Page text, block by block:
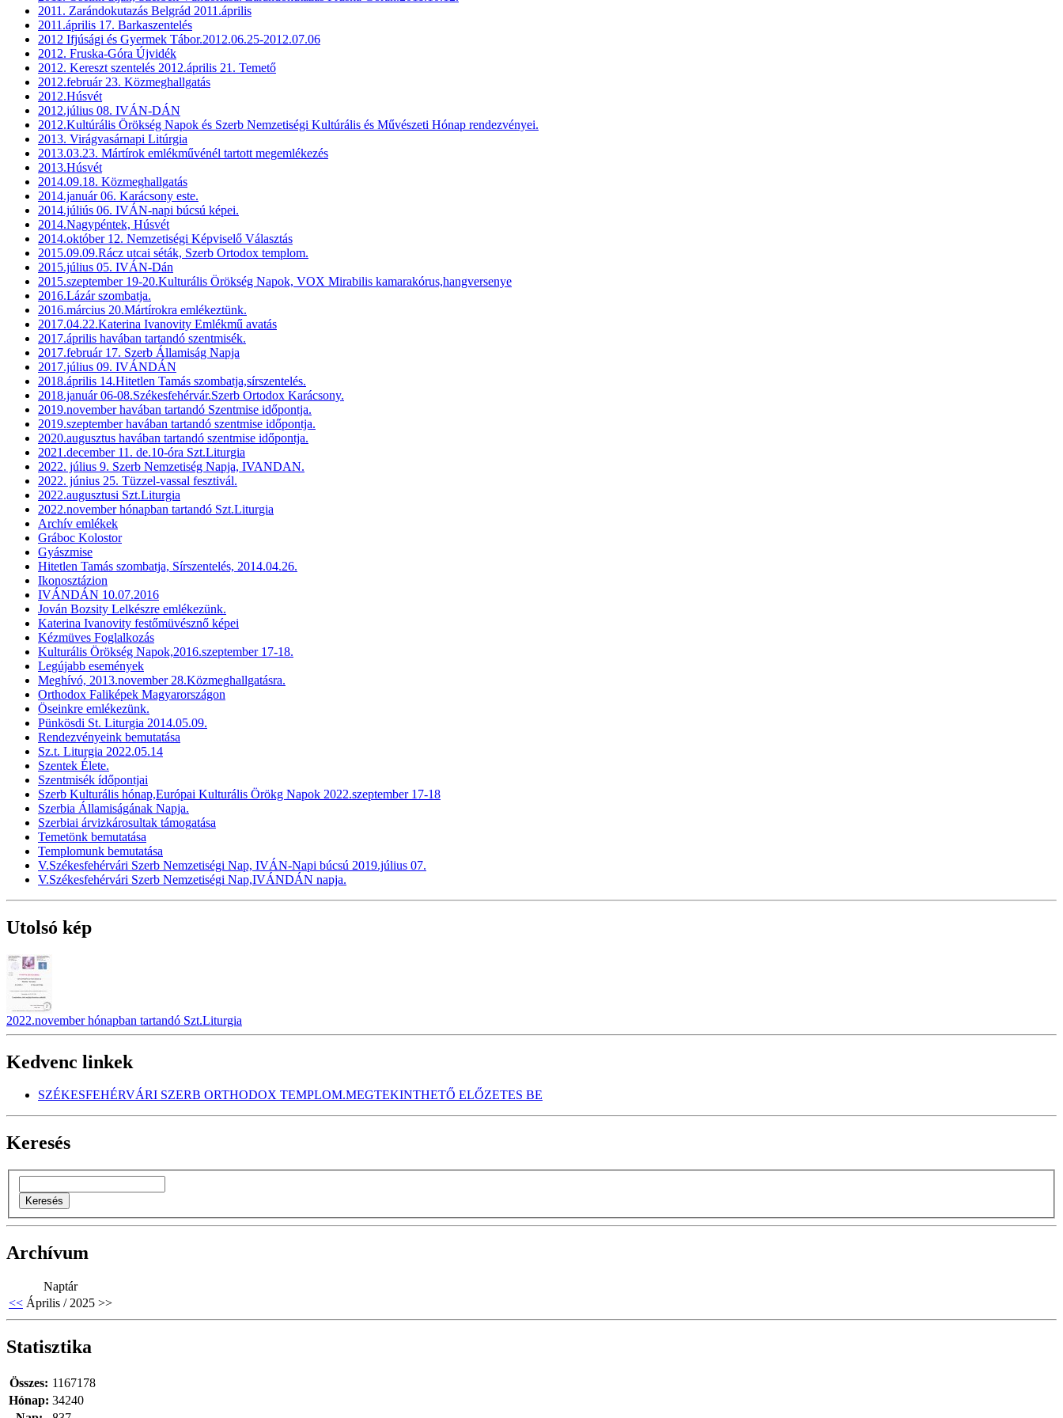
2011. Zarándokutazás Belgrád 2011.április
2011.április 17. Barkaszentelés
2012 Ifjúsági és Gyermek Tábor.2012.06.25-2012.07.06
2012. Fruska-Góra Újvidék
2012. Kereszt szentelés 2012.április 21. Temető
2012.február 23. Közmeghallgatás
2012.Húsvét
2012.július 08. IVÁN-DÁN
2012.Kultúrális Örökség Napok és Szerb Nemzetiségi Kultúrális és Művészeti Hónap rendezvényei.
2013. Virágvasárnapi Litúrgia
2013.03.23. Mártírok emlékművénél tartott megemlékezés
2013.Húsvét
2014.09.18. Közmeghallgatás
2014.január 06. Karácsony este.
2014.júliús 06. IVÁN-napi búcsú képei.
2014.Nagypéntek, Húsvét
2014.október 12. Nemzetiségi Képviselő Választás
2015.09.09.Rácz utcai séták, Szerb Ortodox templom.
2015.július 05. IVÁN-Dán
2015.szeptember 19-20.Kulturális Örökség Napok, VOX Mirabilis kamarakórus,hangversenye
2016.Lázár szombatja.
2016.március 20.Mártírokra emlékeztünk.
2017.04.22.Katerina Ivanovity Emlékmű avatás
2017.április havában tartandó szentmisék.
2017.február 17. Szerb Államiság Napja
2017.július 09. IVÁNDÁN
2018.április 14.Hitetlen Tamás szombatja,sírszentelés.
2018.január 06-08.Székesfehérvár.Szerb Ortodox Karácsony.
2019.november havában tartandó Szentmise időpontja.
2019.szeptember havában tartandó szentmise időpontja.
2020.augusztus havában tartandó szentmise időpontja.
2021.december 11. de.10-óra Szt.Liturgia
2022. július 9. Szerb Nemzetiség Napja, IVANDAN.
2022. június 25. Tüzzel-vassal fesztivál.
2022.augusztusi Szt.Liturgia
2022.november hónapban tartandó Szt.Liturgia
Archív emlékek
Gráboc Kolostor
Gyászmise
Hitetlen Tamás szombatja, Sírszentelés, 2014.04.26.
Ikonosztázion
IVÁNDÁN 10.07.2016
Jován Bozsity Lelkészre emlékezünk.
Katerina Ivanovity festőmüvésznő képei
Kézmüves Foglalkozás
Kulturális Örökség Napok,2016.szeptember 17-18.
Legújabb események
Meghívó, 2013.november 28.Közmeghallgatásra.
Orthodox Faliképek Magyarországon
Öseinkre emlékezünk.
Pünkösdi St. Liturgia 2014.05.09.
Rendezvényeink bemutatása
Sz.t. Liturgia 2022.05.14
Szentek Élete.
Szentmisék ídőpontjai
Szerb Kulturális hónap,Európai Kulturális Örökg Napok 2022.szeptember 17-18
Szerbia Államiságának Napja.
Szerbiai árvizkárosultak támogatása
Temetönk bemutatása
Templomunk bemutatása
V.Székesfehérvári Szerb Nemzetiségi Nap, IVÁN-Napi búcsú 2019.július 07.
V.Székesfehérvári Szerb Nemzetiségi Nap,IVÁNDÁN napja.
Utolsó kép
2022.november hónapban tartandó Szt.Liturgia
Kedvenc linkek
SZÉKESFEHÉRVÁRI SZERB ORTHODOX TEMPLOM.MEGTEKINTHETŐ ELŐZETES BE
Keresés
Archívum
Naptár
<< Április / 2025 >>
Statisztika
Összes: 1167178
Hónap: 34240